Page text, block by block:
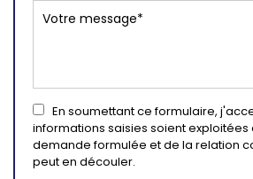
En soumettant ce formulaire,
informations saisies soient
demande formulée et de la relation
peut en découler.